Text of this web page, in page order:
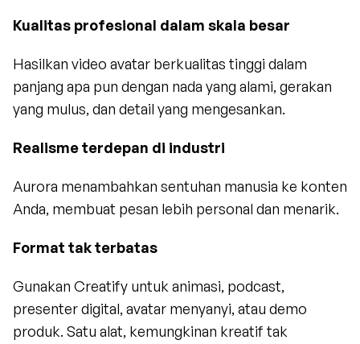
Kualitas profesional dalam skala besar
Hasilkan video avatar berkualitas tinggi dalam
panjang apa pun dengan nada yang alami, gerakan
yang mulus, dan detail yang mengesankan.
Realisme terdepan di industri
Aurora menambahkan sentuhan manusia ke konten
Anda, membuat pesan lebih personal dan menarik.
Format tak terbatas
Gunakan Creatify untuk animasi, podcast,
presenter digital, avatar menyanyi, atau demo
produk. Satu alat, kemungkinan kreatif tak